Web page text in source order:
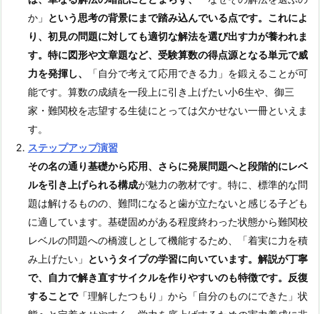
か」 という思考の背景にまで踏み込んでいる点です。これによ
り、初見の問題に対しても適切な解法を選び出す力が養われま
す。特に図形や文章題など、受験算数の得点源となる単元で威
力を発揮し、
「自分で考えて応用できる力」を鍛えることが可
能です。算数の成績を一段上に引き上げたい小6生や、御三
家・難関校を志望する生徒にとっては欠かせない一冊といえま
す。
ステップアップ演習
その名の通り基礎から応用、さらに発展問題へと段階的にレベ
ルを引き上げられる構成が魅力の教材です。特に、標準的な問
題は解けるものの、難問になると歯が立たないと感じる子ども
に適しています。基礎固めがある程度終わった状態から難関校
レベルの問題への橋渡しとして機能するため、「着実に力を積
み上げたい」 というタイプの学習に向いています。解説が丁寧
で、自力で解き直すサイクルを作りやすいのも特徴です。反復
することで「理解したつもり」から「自分のものにできた」状